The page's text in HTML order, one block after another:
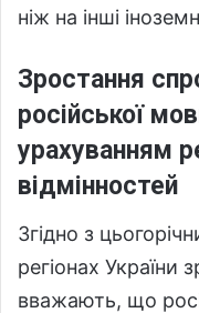
ніж на інші
Зростання
російської
урахуванням
відмінностей
Згідно з
регіонах України
вважають, що